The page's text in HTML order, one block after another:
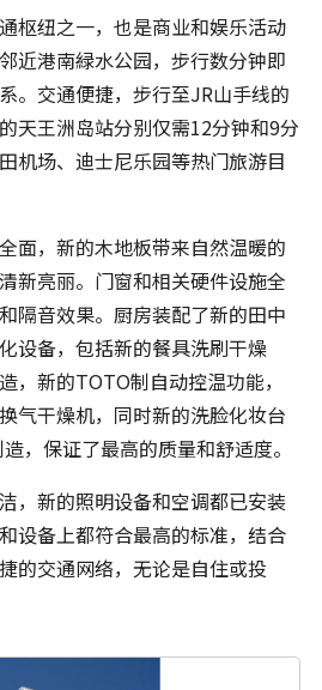
枢纽之一，也是商业和娱乐活动
近港南緑水公园，步行数分钟即
。交通便捷，步行至JR山手线的
天王洲岛站分别仅需12分钟和9分
机场、迪士尼乐园等热门旅游目
面，新的木地板带来自然温暖的
新亮丽。门窗和相关硬件设施全
隔音效果。厨房装配了新的田中
设备，包括新的餐具洗刷干燥
，新的TOTO制自动控温功能，
气干燥机，同时新的洗脸化妆台
，保证了最高的质量和舒适度。
，新的照明设备和空调都已安装
设备上都符合最高的标准，结合
的交通网络，无论是自住或投